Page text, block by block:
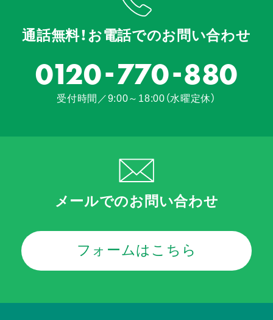
通話無料！お電話でのお問い合わせ
0120-770-880
受付時間／9:00～18:00（水曜定休）
メールでのお問い合わせ
フォームはこちら